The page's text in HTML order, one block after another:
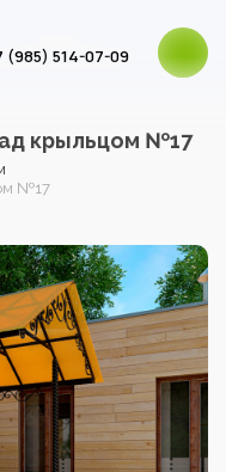
(985) 514-07-09
крыльцом №17
№17